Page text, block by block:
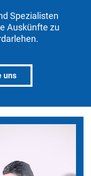
Spezialisten
Auskünfte zu
uns